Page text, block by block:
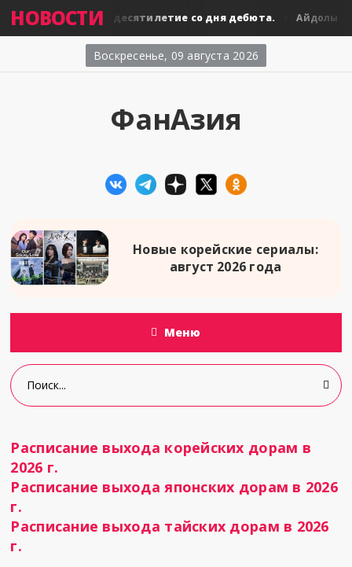
НОВОСТИ
BLACKPINK: десятилетие со дня дебюта. Айдолы
Воскресенье, 09 августа 2026
ФанАзия
Новые корейские сериалы:
август 2026 года
Меню
Расписание выхода корейских дорам в
2026 г.
Расписание выхода японских дорам в 2026
г.
Расписание выхода тайских дорам в 2026
г.